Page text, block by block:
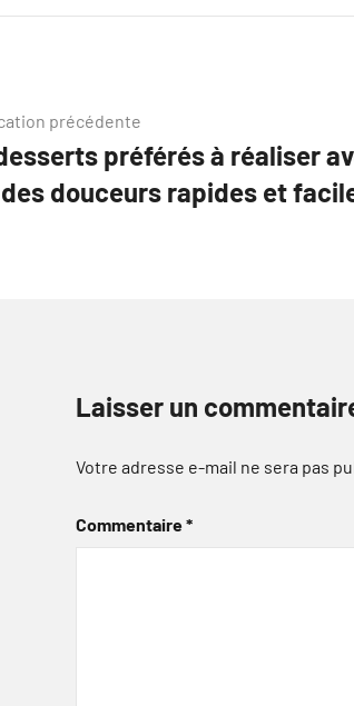
précédente
préférés à réaliser
douceurs rapides et
Laisser un
Votre adresse e-mail ne sera pas
Commentaire*